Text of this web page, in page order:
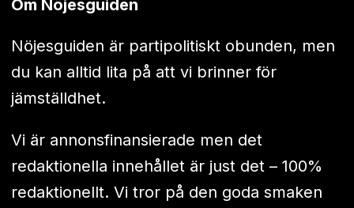
Om Nöjesguiden
Nöjesguiden är partipolitiskt obunden, men
du kan alltid lita på att vi brinner för
jämställdhet.
Vi är annonsfinansierade men det
redaktionella innehållet är just det – 100%
redaktionellt. Vi tror på den goda smaken